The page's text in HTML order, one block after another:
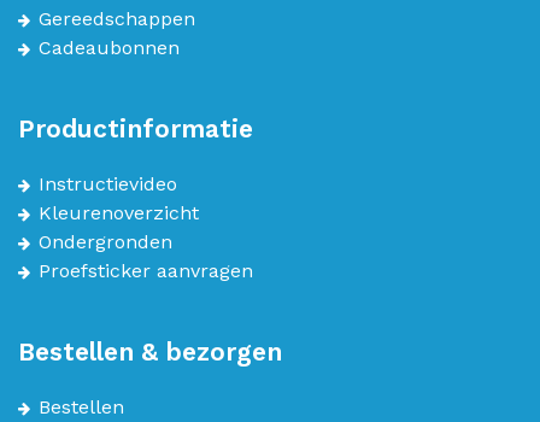
Gereedschappen
Cadeaubonnen
Productinformatie
Instructievideo
Kleurenoverzicht
Ondergronden
Proefsticker aanvragen
Bestellen & bezorgen
Bestellen